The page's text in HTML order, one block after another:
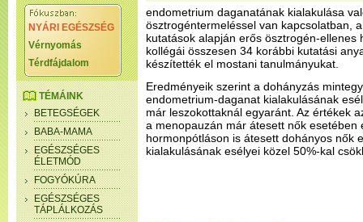
NYÁRI EGÉSZSÉG
Vérnyomás
Térdfájdalom
TÉMÁINK
BETEGSÉGEK
BABA-MAMA
EGÉSZSÉGES
ÉLETMÓD
FOGYÓKÚRA
EGÉSZSÉGES
TÁPLÁLKOZÁS
endometrium daganatának kialakulása
ösztrogéntermeléssel van kapcsolatban,
kutatások alapján erős ösztrogén-ellenes
kollégái összesen 34 korábbi kutatási
készítették el mostani tanulmányukat.
Eredményeik szerint a dohányzás
endometrium-daganat kialakulásának
már leszokottaknál egyaránt. Az értékek
a menopauzán már átesett nők esetében
hormonpótláson is átesett dohányos nők
kialakulásának esélyei közel 50%-kal